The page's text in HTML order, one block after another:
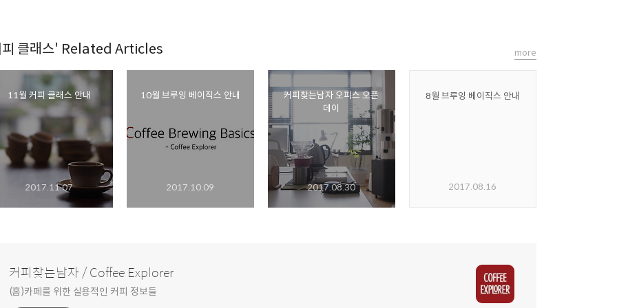
클래스' Related Articles
11월 커피 클래스 안내
2017.11.07
10월 브루잉 베이직스 안내
2017.10.09
커피찾는남자 오피스 오픈
데이
2017.08.30
8월 브루잉 베이직스 안내
2017.08.16
more
커피찾는남자 / Coffee Explorer
(홈)카페를 위한 실용적인 커피 정보들